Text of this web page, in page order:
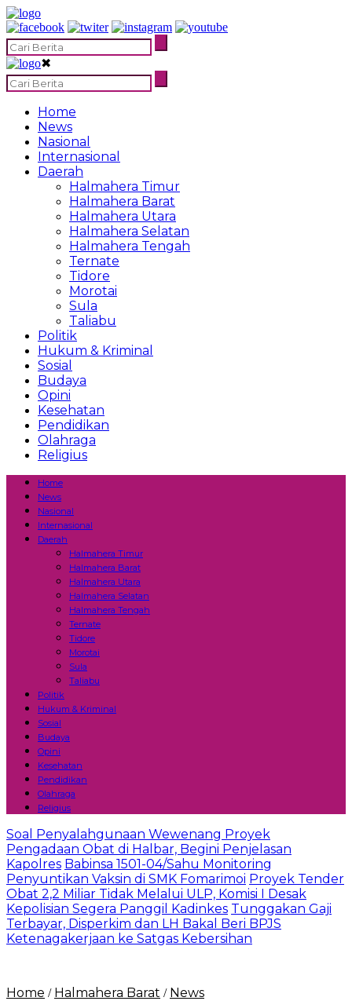
✖
Home
News
Nasional
Internasional
Daerah
Halmahera Timur
Halmahera Barat
Halmahera Utara
Halmahera Selatan
Halmahera Tengah
Ternate
Tidore
Morotai
Sula
Taliabu
Politik
Hukum & Kriminal
Sosial
Budaya
Opini
Kesehatan
Pendidikan
Olahraga
Religius
Home
News
Nasional
Internasional
Daerah
Halmahera Timur
Halmahera Barat
Halmahera Utara
Halmahera Selatan
Halmahera Tengah
Ternate
Tidore
Morotai
Sula
Taliabu
Politik
Hukum & Kriminal
Sosial
Budaya
Opini
Kesehatan
Pendidikan
Olahraga
Religius
Soal Penyalahgunaan Wewenang Proyek
Pengadaan Obat di Halbar, Begini Penjelasan
Kapolres Babinsa 1501-04/Sahu Monitoring
Penyuntikan Vaksin di SMK Fomarimoi Proyek Tender
Obat 2,2 Miliar Tidak Melalui ULP, Komisi I Desak
Kepolisian Segera Panggil Kadinkes Tunggakan Gaji
Terbayar, Disperkim dan LH Bakal Beri BPJS
Ketenagakerjaan ke Satgas Kebersihan
Home / Halmahera Barat / News